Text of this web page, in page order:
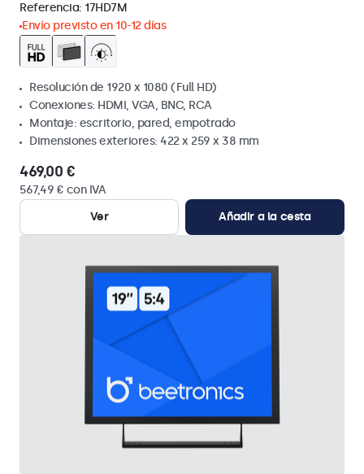
Referencia: 17HD7M
Envío previsto en 10-12 días
Resolución de 1920 x 1080 (Full HD)
Conexiones: HDMI, VGA, BNC, RCA
Montaje: escritorio, pared, empotrado
Dimensiones exteriores: 422 x 259 x 38 mm
469,00 €
567,49 € con IVA
Ver
Añadir a la cesta